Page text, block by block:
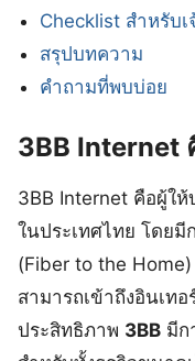
Checklist สำหรับ
สรุปบทความ
คำถามที่พบบ่อย
3BB Internet
3BB Internet คือผู้ให้
ในประเทศไทย โดยมี
(Fiber to the
สามารถเข้าถึงอินเท
ประสิทธิภาพ 3BB มีก